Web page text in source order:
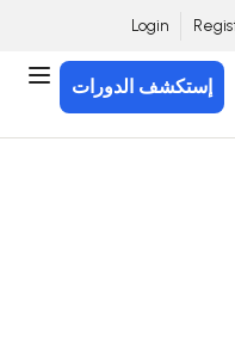
Login
إستكشف الدورات